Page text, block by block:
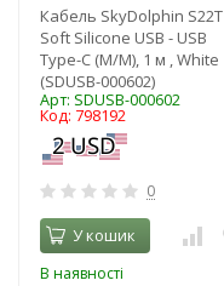
Кабель SkyDolphin S22T
Soft Silicone USB - USB
Type-C (M/M), 1 м , White
(SDUSB-000602)
Арт: SDUSB-000602
Код: 798192
0
У кошик
В наявності